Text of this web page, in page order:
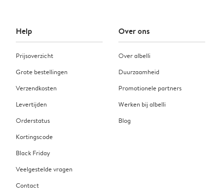
Help
Prijsoverzicht
Grote bestellingen
Verzendkosten
Levertijden
Orderstatus
Kortingscode
Black Friday
Veelgestelde vragen
Contact
Over ons
Over albelli
Duurzaamheid
Promotionele partners
Werken bij albelli
Blog